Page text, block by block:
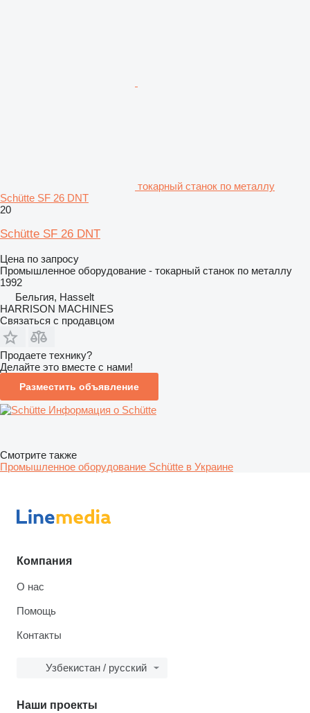
токарный станок по металлу
Schütte SF 26 DNT
20
Schütte SF 26 DNT
Цена по запросу
Промышленное оборудование - токарный станок по металлу
1992
Бельгия, Hasselt
HARRISON MACHINES
Связаться с продавцом
Продаете технику?
Делайте это вместе с нами!
Разместить объявление
Информация о Schütte
Смотрите также
Промышленное оборудование Schütte в Украине
Компания
О нас
Помощь
Контакты
Узбекистан / русский
Наши проекты